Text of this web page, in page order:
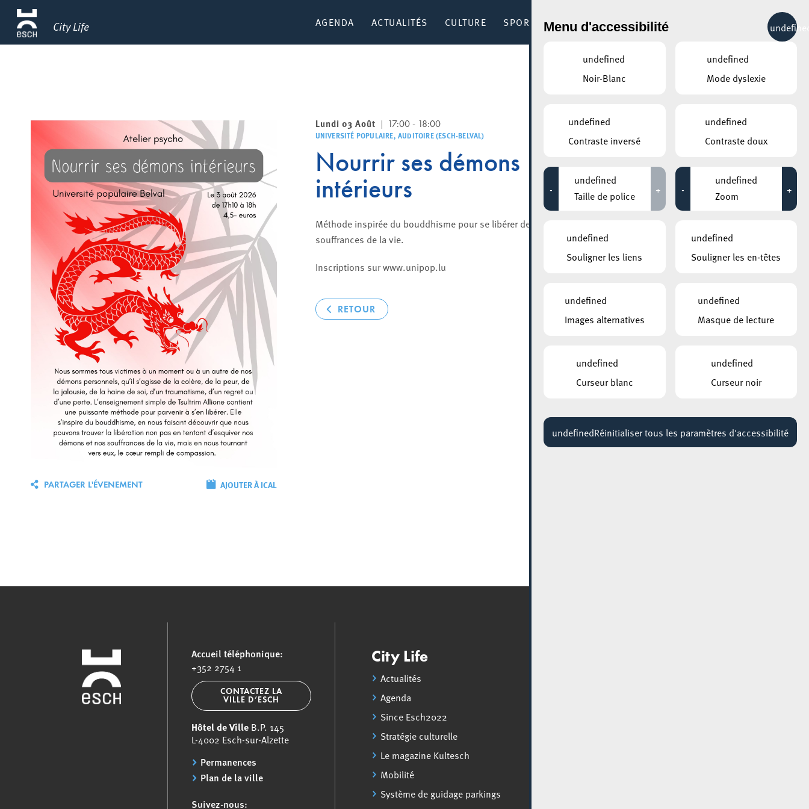
City Life AGENDA ACTUALITÉS CULTURE SPORT & RÉCRÉATION MOBILITÉ
AJOUTER À ICAL
PARTAGER L'ÉVENEMENT
Lundi 03 Août 17:00 - 18:00
UNIVERSITÉ POPULAIRE, AUDITOIRE (ESCH-BELVAL)
Nourrir ses démons
intérieurs
Méthode inspirée du bouddhisme pour se libérer des
souffrances de la vie.
Inscriptions sur www.unipop.lu
RETOUR
AUTRES ÉVÉNEMENTS
UNIVERSITÉ POPULAIRE, AUDITOIRE
Introduction à la
psychologie analytique de
13 octobre 2026
Accueil téléphonique:
+352 2754 1
CONTACTEZ LA
VILLE D’ESCH
Hôtel de Ville B.P. 145
L-4002 Esch-sur-Alzette
Permanences
Plan de la ville
Suivez-nous:
City Life
Actualités
Agenda
Since Esch2022
Stratégie culturelle
Le magazine Kultesch
Mobilité
Système de guidage parkings
15°C
Menu d'accessibilité
undefined
Noir-Blanc
undefined
Mode dyslexie
undefined
Contraste inversé
undefined
Contraste doux
-
undefined
Taille de police
+ -
undefined
Zoom
+
undefined
Souligner les liens
undefined
Souligner les en-têtes
undefined
Images alternatives
undefined
Masque de lecture
undefined
Curseur blanc
undefined
Curseur noir
undefinedRéinitialiser tous les paramètres d'accessibilité